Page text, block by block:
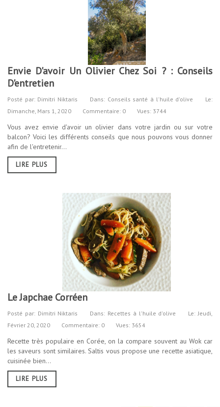
Envie D'avoir Un Olivier Chez Soi ? : Conseils
D'entretien
Posté par: Dimitri Niktaris Dans: Conseils santé à l'huile d'olive
Le:
Dimanche, Mars 1, 2020 Commentaire: 0 Vues: 3744
Vous avez envie d'avoir un olivier dans votre jardin ou sur votre
balcon? Voici les différents conseils que nous pouvons vous donner
afin de l'entretenir...
LIRE PLUS
Le Japchae Corréen
Posté par: Dimitri Niktaris Dans: Recettes à l'huile d'olive Le: Jeudi,
Février 20, 2020 Commentaire: 0 Vues: 3654
Recette très populaire en Corée, on la compare souvent au Wok car
les saveurs sont similaires. Saltis vous propose une recette asiatique,
cuisinée bien...
LIRE PLUS